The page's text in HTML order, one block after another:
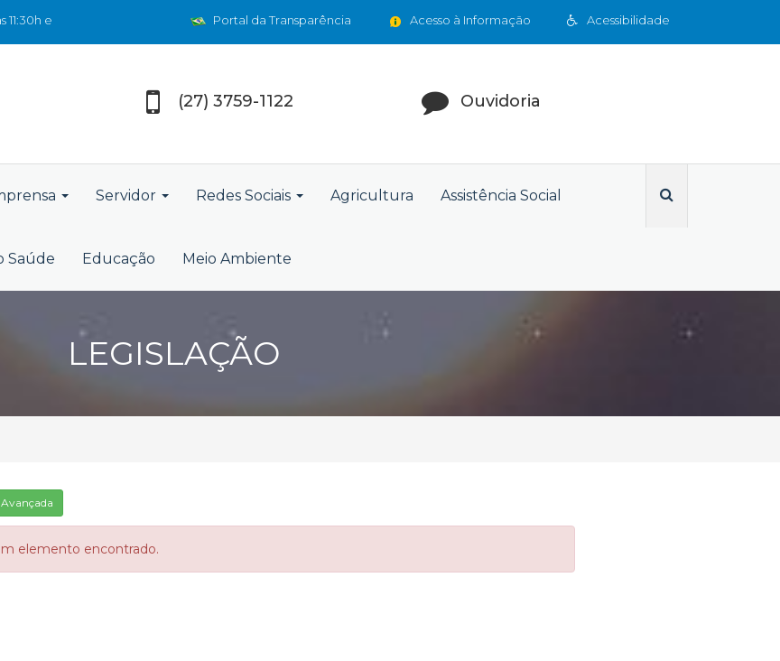
e
Acessibilidade
Acesso à Informação
Portal da Transparência
(27) 3759-1122 Ouvidoria
Servidor Redes Sociais Agricultura Assistência Social
Saúde Educação Meio Ambiente
LEGISLAÇÃO
elemento encontrado.